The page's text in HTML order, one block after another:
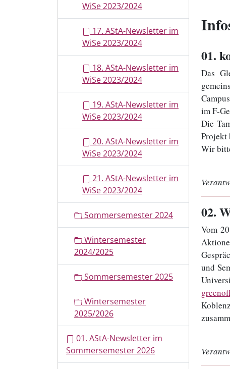
01.
Das
im F-
Die
Projekt
Wir
02.
Vom
und
WiSe 2023/2024
17. AStA-Newsletter im
WiSe 2023/2024
18. AStA-Newsletter im
WiSe 2023/2024
19. AStA-Newsletter im
WiSe 2023/2024
20. AStA-Newsletter im
WiSe 2023/2024
21. AStA-Newsletter im
WiSe 2023/2024
Sommersemester 2024
Wintersemester
2024/2025
Sommersemester 2025
Wintersemester
2025/2026
01. AStA-Newsletter im
Sommersemester 2026